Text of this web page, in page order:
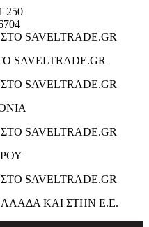
250
SAVELTRADE.GR
ΚΑΙ ΣΤΗΝ Ε.Ε.